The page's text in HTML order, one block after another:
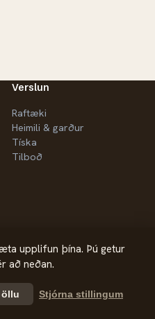
Verslun
Raftæki
Heimili & garður
Tíska
Tilboð
Lagalegt
Persónuvernd
upplifun þína. Þú getur
að neðan.
öllu Stjórna stillingum